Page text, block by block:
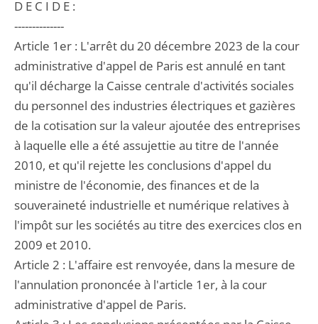
D E C I D E :
--------------
Article 1er : L'arrêt du 20 décembre 2023 de la cour
administrative d'appel de Paris est annulé en tant
qu'il décharge la Caisse centrale d'activités sociales
du personnel des industries électriques et gazières
de la cotisation sur la valeur ajoutée des entreprises
à laquelle elle a été assujettie au titre de l'année
2010, et qu'il rejette les conclusions d'appel du
ministre de l'économie, des finances et de la
souveraineté industrielle et numérique relatives à
l'impôt sur les sociétés au titre des exercices clos en
2009 et 2010.
Article 2 : L'affaire est renvoyée, dans la mesure de
l'annulation prononcée à l'article 1er, à la cour
administrative d'appel de Paris.